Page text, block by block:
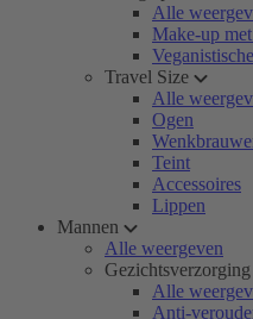
Alle
Make-up
Travel Size
Alle
Ogen
Teint
Accessoires
Lippen
Mannen
Alle weergeven
Gezichtsverzorging
Alle
Anti-